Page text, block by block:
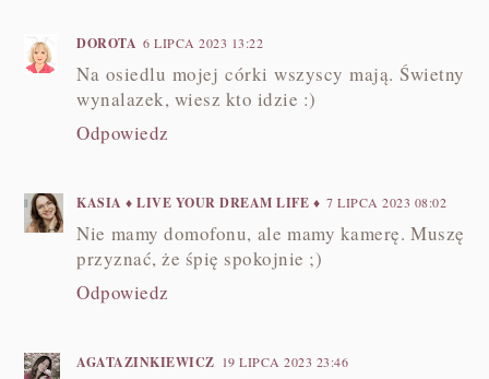
DOROTA 6 LIPCA 2023 13:22
Na osiedlu mojej córki wszyscy mają. Świetny
wynalazek, wiesz kto idzie :)
Odpowiedz
KASIA ♦ LIVE YOUR DREAM LIFE ♦ 7 LIPCA 2023 08:02
Nie mamy domofonu, ale mamy kamerę. Muszę
przyznać, że śpię spokojnie ;)
Odpowiedz
AGATAZINKIEWICZ 19 LIPCA 2023 23:46